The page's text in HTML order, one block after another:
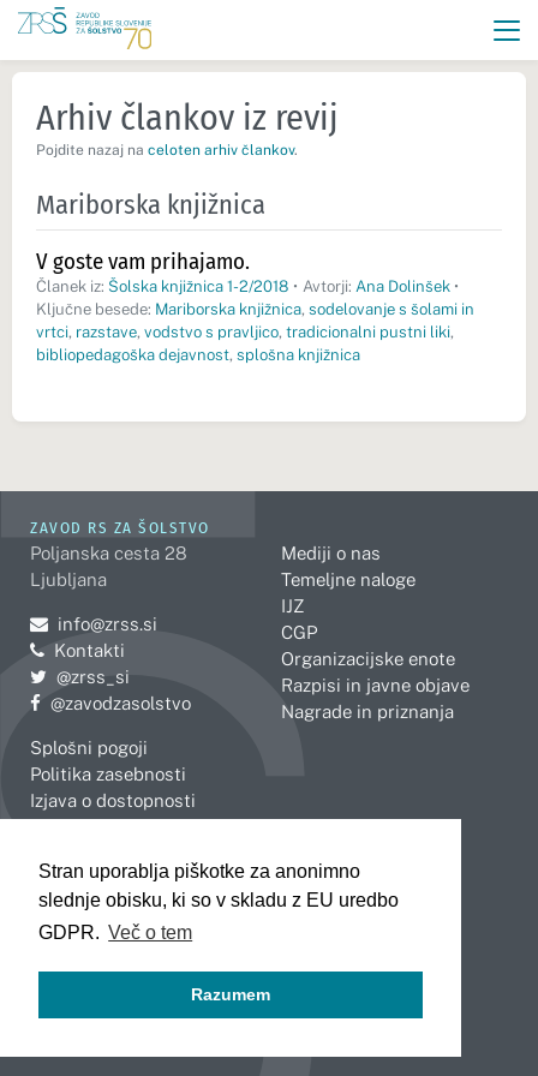
Stran uporablja piškotke za anonimno
slednje obisku, ki so v skladu z EU uredbo
GDPR. Več o tem
Razumem
Arhiv člankov iz revij
Pojdite nazaj na celoten arhiv člankov.
Mariborska knjižnica
V goste vam prihajamo.
Članek iz: Šolska knjižnica 1-2/2018 • Avtorji: Ana Dolinšek •
Ključne besede: Mariborska knjižnica, sodelovanje s šolami in
vrtci, razstave, vodstvo s pravljico, tradicionalni pustni liki,
bibliopedagoška dejavnost, splošna knjižnica
ZAVOD RS ZA ŠOLSTVO
Poljanska cesta 28
Ljubljana
Pošljite e-mail na
info@zrss.si
Kontakti
Pojdite na Twitter:
@zrss_si
Pojdite na Facebook:
@zavodzasolstvo
Splošni pogoji
Politika zasebnosti
Izjava o dostopnosti
Mediji o nas
Temeljne naloge
IJZ
CGP
Organizacijske enote
Razpisi in javne objave
Nagrade in priznanja
Celje
Koper
Kranj
Novo mesto
Slovenj Gradec